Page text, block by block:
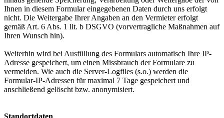
Ihnen in diesem Formular eingegebenen Daten durch uns erfolgt
nicht. Die Weitergabe Ihrer Angaben an den Vermieter erfolgt
gemäß Art. 6 Abs. 1 lit. b DSGVO (vorvertragliche Maßnahmen auf
Ihren Wunsch hin).
Weiterhin wird bei Ausfüllung des Formulars automatisch Ihre IP-
Adresse gespeichert, um einen Missbrauch der Formulare zu
vermeiden. Wie auch die Server-Logfiles (s.o.) werden die
Formular-IP-Adressen für maximal 7 Tage gespeichert und
anschließend gelöscht bzw. anonymisiert.
Standortdaten